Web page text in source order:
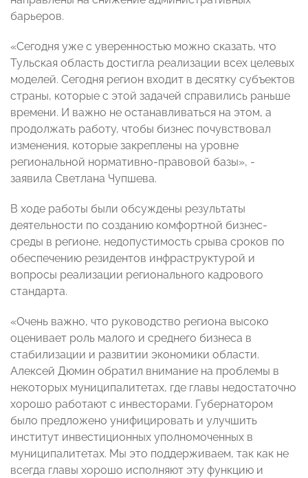
барьеров.
«Сегодня уже с уверенностью можно сказать, что
Тульская область достигла реализации всех целевых
моделей. Сегодня регион входит в десятку субъектов
страны, которые с этой задачей справились раньше
времени. И важно не останавливаться на этом, а
продолжать работу, чтобы бизнес почувствовал
изменения, которые закреплены на уровне
региональной нормативно-правовой базы», -
заявила Светлана Чупшева.
В ходе работы были обсуждены результаты
деятельности по созданию комфортной бизнес-
среды в регионе, недопустимость срыва сроков по
обеспечению резидентов инфраструктурой и
вопросы реализации регионального кадрового
стандарта.
«Очень важно, что руководство региона высоко
оценивает роль малого и среднего бизнеса в
стабилизации и развитии экономики области.
Алексей Дюмин обратил внимание на проблемы в
некоторых муниципалитетах, где главы недостаточно
хорошо работают с инвесторами. Губернатором
было предложено унифицировать и улучшить
институт инвестиционных уполномоченных в
муниципалитетах. Мы это поддерживаем, так как не
всегда главы хорошо исполняют эту функцию и